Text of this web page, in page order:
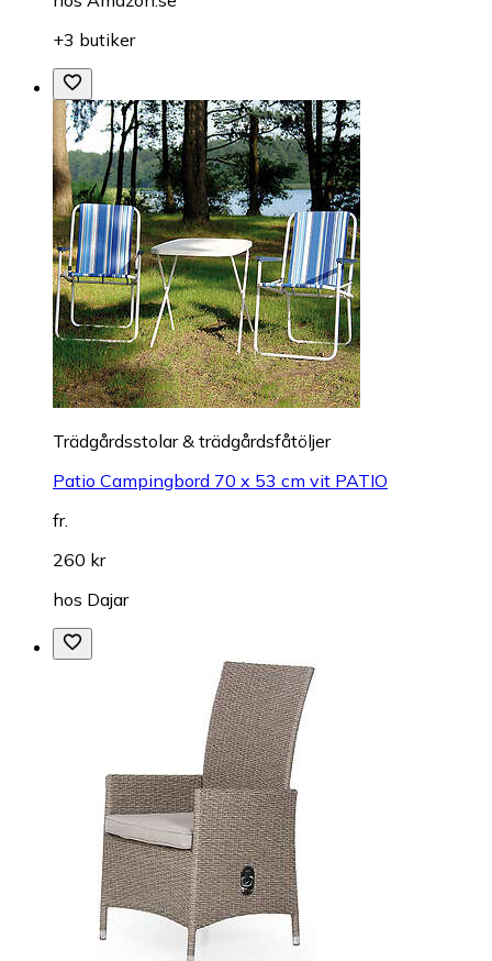
+3 butiker
Trädgårdsstolar & trädgårdsfåtöljer
Patio Campingbord 70 x 53 cm vit PATIO
fr.
260 kr
hos Dajar